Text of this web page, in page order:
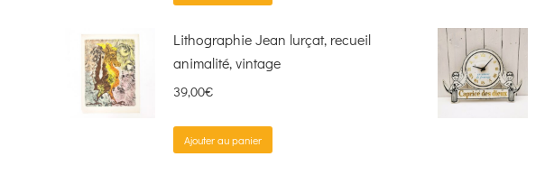
Lithographie Jean lurçat, recueil
animalité, vintage
39,00€
Ajouter au panier